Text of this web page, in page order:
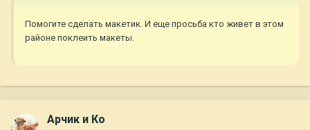
Помогите сделать макетик. И еще просьба кто живет в этом
районе поклеить макеты.
Арчик и Ко